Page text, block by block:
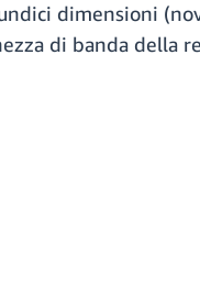
dimensioni
di banda della